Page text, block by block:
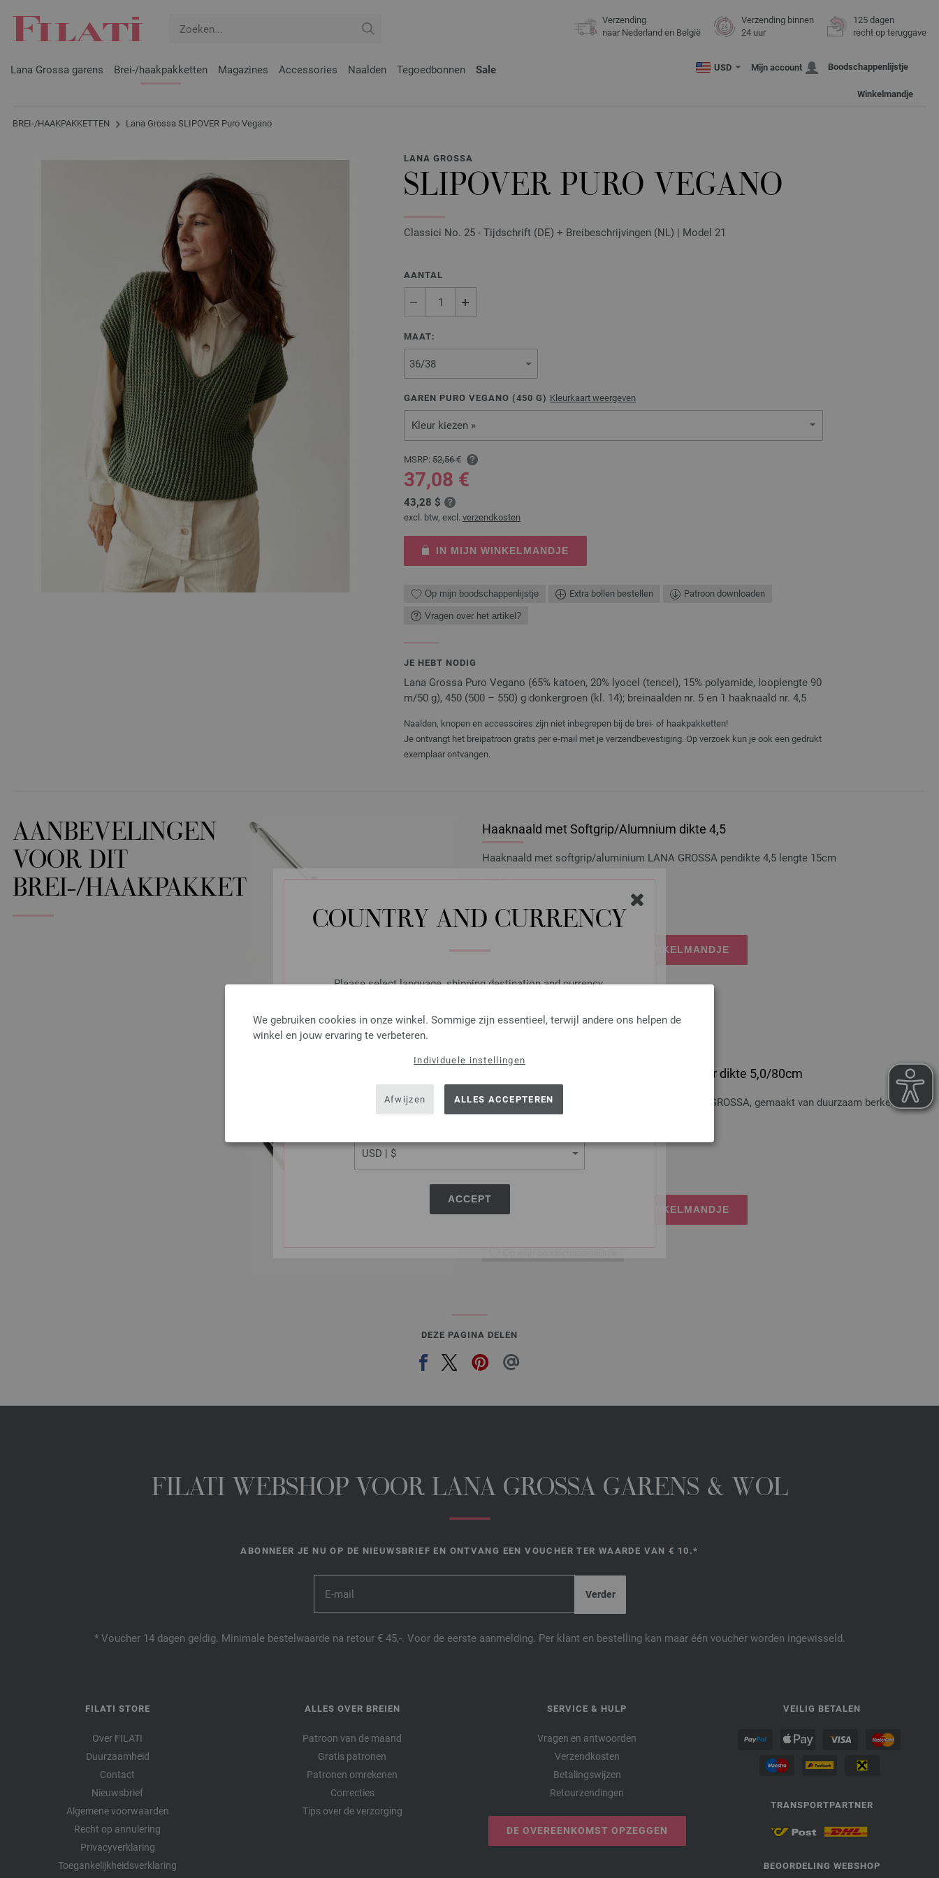
COUNTRY AND CURRENCY
Please select language, shipping destination and currency.
SHIPPING TO
USA - The United States of America
ACCEPT
We gebruiken cookies in onze winkel. Sommige zijn essentieel, terwijl andere ons helpen de
winkel en jouw ervaring te verbeteren.
Individuele instellingen
Afwijzen ALLES ACCEPTEREN
Verzending
naar Nederland en België
Verzending binnen
24 uur
125 dagen
recht op teruggave
Lana Grossa garens Brei-/haakpakketten Magazines Accessories Naalden Tegoedbonnen Sale USD Mijn account Boodschappenlijstje
Winkelmandje
BREI-/HAAKPAKKETTEN Lana Grossa SLIPOVER Puro Vegano
LANA GROSSA
SLIPOVER PURO VEGANO
Classici No. 25 - Tijdschrift (DE) + Breibeschrijvingen (NL) | Model 21
AANTAL
MAAT:
GAREN PURO VEGANO (450 G) Kleurkaart weergeven
Kleur kiezen »
MSRP: 52,56 €
37,08 €
43,28 $
excl. btw, excl. verzendkosten
IN MIJN WINKELMANDJE
Op mijn boodschappenlijstje Extra bollen bestellen Patroon downloaden
Vragen over het artikel?
JE HEBT NODIG
Lana Grossa Puro Vegano (65% katoen, 20% lyocel (tencel), 15% polyamide, looplengte 90
m/50 g), 450 (500 – 550) g donkergroen (kl. 14); breinaalden nr. 5 en 1 haaknaald nr. 4,5
Naalden, knopen en accessoires zijn niet inbegrepen bij de brei- of haakpakketten!
Je ontvangt het breipatroon gratis per e-mail met je verzendbevestiging. Op verzoek kun je ook een gedrukt
exemplaar ontvangen.
AANBEVELINGEN
VOOR DIT
BREI-/HAAKPAKKET
Haaknaald met Softgrip/Alumnium dikte 4,5
Haaknaald met softgrip/aluminium LANA GROSSA pendikte 4,5 lengte 15cm
2,73 €
verzendkosten
AANTAL
IN MIJN WINKELMANDJE
Rondbreinaalden Designer Hout Multicolor dikte 5,0/80cm
Rondbreinaalden designer hout Multicolor LANA GROSSA, gemaakt van duurzaam berkenhout,
pendikte 5,0 lengte 80cm
7,98 €
excl. btw, excl.
AANTAL
IN MIJN WINKELMANDJE
DEZE PAGINA DELEN
FILATI WEBSHOP VOOR LANA GROSSA GARENS & WOL
ABONNEER JE NU OP DE NIEUWSBRIEF EN ONTVANG EEN VOUCHER TER WAARDE VAN € 10.*
* Voucher 14 dagen geldig. Minimale bestelwaarde na retour € 45,-. Voor de eerste aanmelding. Per klant en bestelling kan maar één voucher worden ingewisseld.
FILATI STORE
Over FILATI
Duurzaamheid
Contact
Nieuwsbrief
Algemene voorwaarden
Recht op annulering
Privacyverklaring
Toegankelijkheidsverklaring
ALLES OVER BREIEN
Patroon van de maand
Gratis patronen
Patronen omrekenen
Correcties
Tips over de verzorging
SERVICE & HULP
Vragen en antwoorden
Verzendkosten
Betalingswijzen
Retourzendingen
DE OVEREENKOMST OPZEGGEN
VEILIG BETALEN
TRANSPORTPARTNER
BEOORDELING WEBSHOP